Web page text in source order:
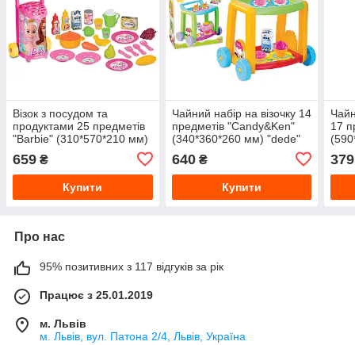
Візок з посудом та
продуктами 25 предметів
"Barbie" (310*570*210 мм)
659 ₴
Купити
Чайний набір на візочку 14
предметів "Candy&Ken"
(340*360*260 мм) "dede"
640₴
Купити
17
379
Про нас
95% позитивних з 117 відгуків за рік
Працює з 25.01.2019
м. Львів
м. Львів, вул. Патона 2/4, Львів, Україна